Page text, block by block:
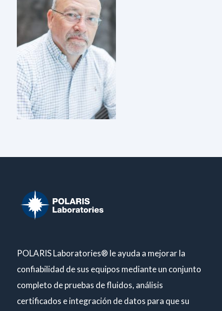
POLARIS Laboratories® le ayuda a mejorar la
confiabilidad de sus equipos mediante un conjunto
completo de pruebas de fluidos, análisis
certificados e integración de datos para que su